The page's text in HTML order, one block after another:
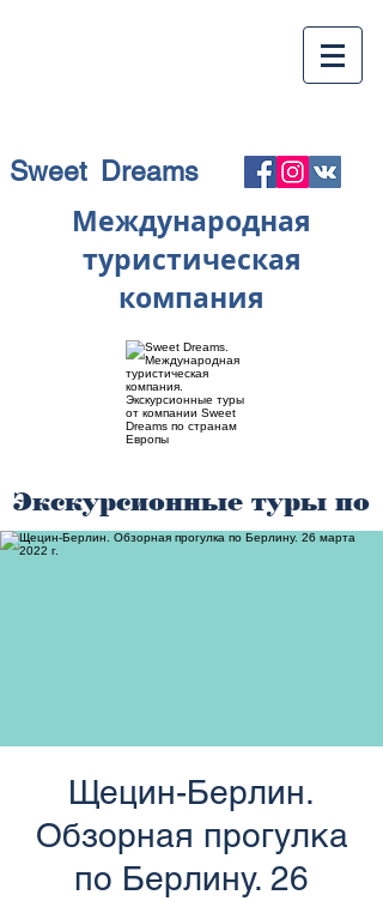
Sweet Dreams
Международная
туристическая
компания
Экскурсионные туры по
странам Европы
Щецин-Берлин.
Обзорная прогулка
по Берлину. 26